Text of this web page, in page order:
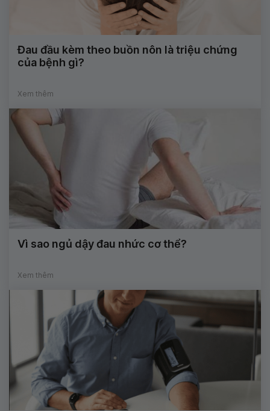
Đau đầu kèm theo buồn nôn là triệu chứng
của bệnh gì?
Xem thêm
Vì sao ngủ dậy đau nhức cơ thể?
Xem thêm